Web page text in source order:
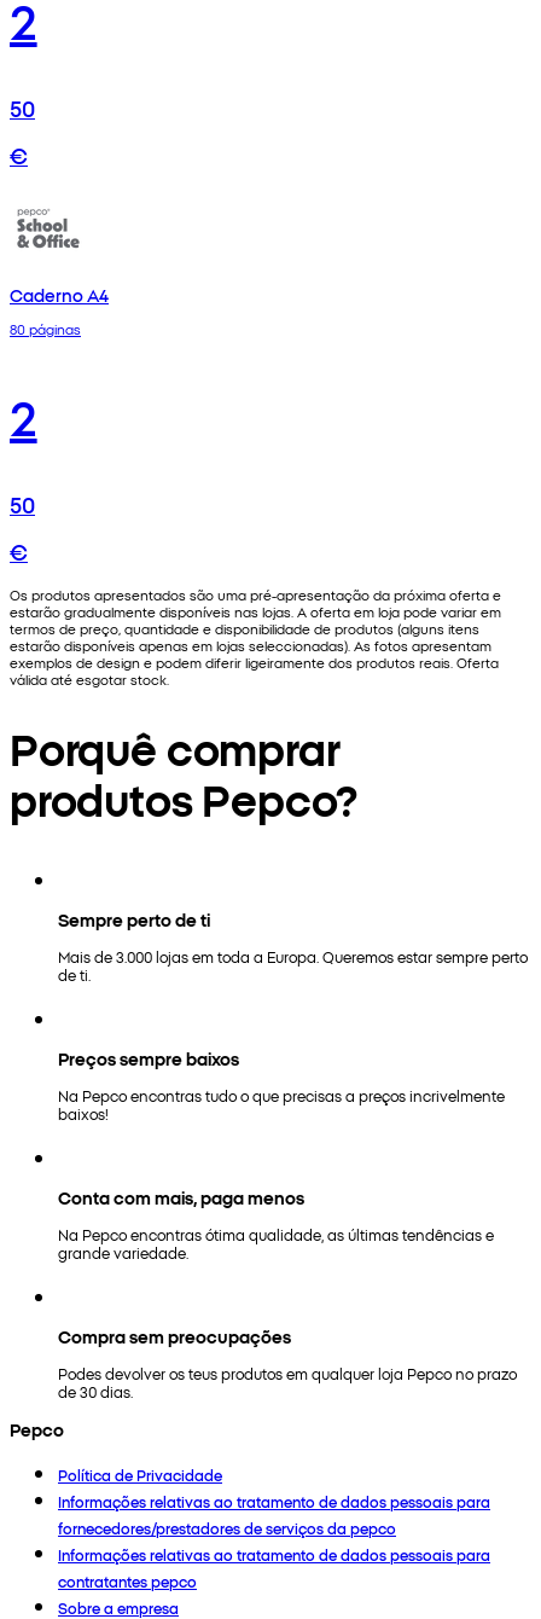
2
50
€
Caderno A4
80 páginas
2
50
€
Os produtos apresentados são uma pré-apresentação da próxima oferta e
estarão gradualmente disponíveis nas lojas. A oferta em loja pode variar em
termos de preço, quantidade e disponibilidade de produtos (alguns itens
estarão disponíveis apenas em lojas seleccionadas). As fotos apresentam
exemplos de design e podem diferir ligeiramente dos produtos reais. Oferta
válida até esgotar stock.
Porquê comprar
produtos Pepco?
Sempre perto de ti
Mais de 3.000 lojas em toda a Europa. Queremos estar sempre perto
de ti.
Preços sempre baixos
Na Pepco encontras tudo o que precisas a preços incrivelmente
baixos!
Conta com mais, paga menos
Na Pepco encontras ótima qualidade, as últimas tendências e
grande variedade.
Compra sem preocupações
Podes devolver os teus produtos em qualquer loja Pepco no prazo
de 30 dias.
Pepco
Política de Privacidade
Informações relativas ao tratamento de dados pessoais para
fornecedores/prestadores de serviços da pepco
Informações relativas ao tratamento de dados pessoais para
contratantes pepco
Sobre a empresa